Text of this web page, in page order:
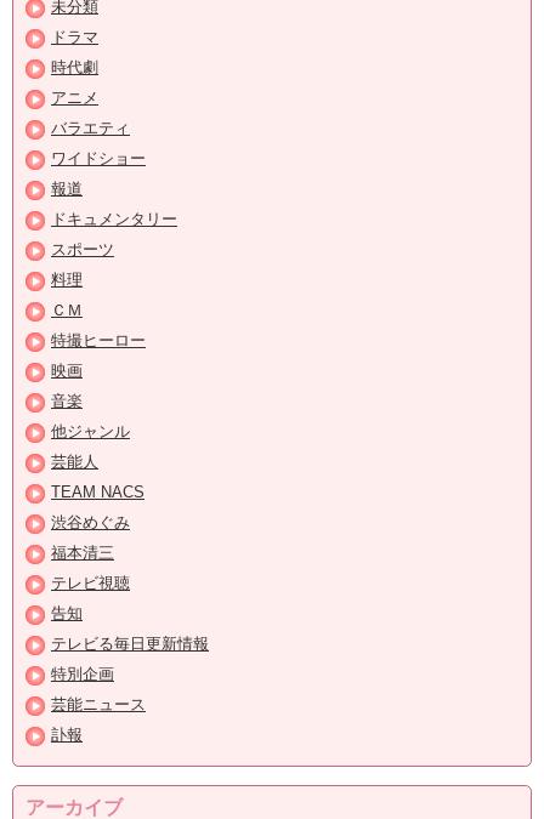
未分類
ドラマ
時代劇
アニメ
バラエティ
ワイドショー
報道
ドキュメンタリー
スポーツ
料理
ＣＭ
特撮ヒーロー
映画
音楽
他ジャンル
芸能人
TEAM NACS
渋谷めぐみ
福本清三
テレビ視聴
告知
テレビる毎日更新情報
特別企画
芸能ニュース
訃報
アーカイブ